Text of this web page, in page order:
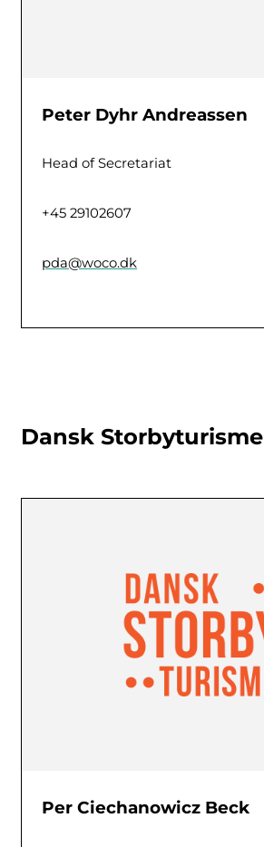
Peter Dyhr Andreassen
Head of Secretariat
+45 29102607
pda@woco.dk
Dansk Storbyturisme
Per Ciechanowicz Beck